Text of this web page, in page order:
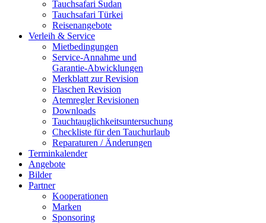
Tauchsafari Sudan
Tauchsafari Türkei
Reisenangebote
Verleih & Service
Mietbedingungen
Service-Annahme und
Garantie-Abwicklungen
Merkblatt zur Revision
Flaschen Revision
Atemregler Revisionen
Downloads
Tauchtauglichkeitsuntersuchung
Checkliste für den Tauchurlaub
Reparaturen / Änderungen
Terminkalender
Angebote
Bilder
Partner
Kooperationen
Marken
Sponsoring